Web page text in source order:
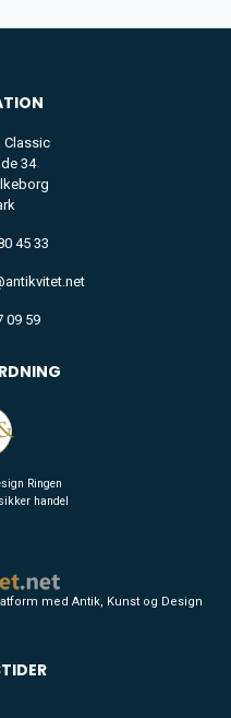
Classic
34
45 33
09 59
Ringen
handel
med Antik, Kunst og Design